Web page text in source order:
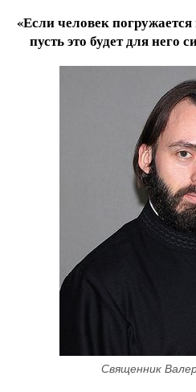
«Если человек
пусть это будет для него
Священник